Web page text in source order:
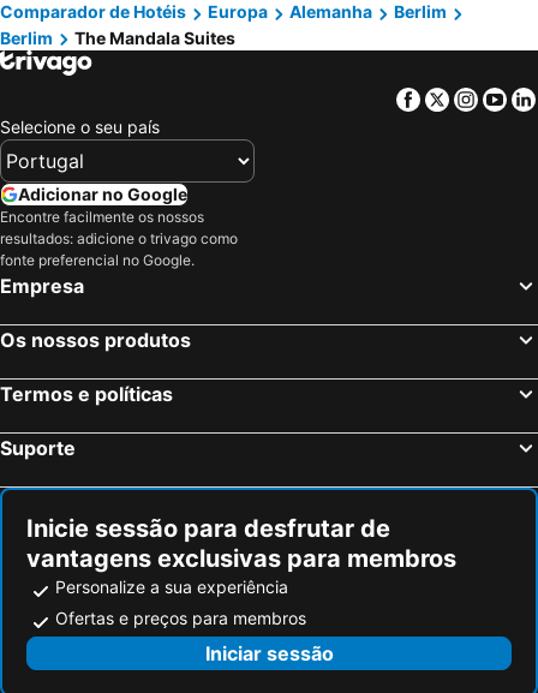
Comparador de Hotéis
Europa Alemanha
Berlim
Berlim
The Mandala Suites
Facebook
Twitter
Selecione o seu país
Adicionar no Google
Encontre facilmente os nossos
resultados: adicione o trivago como
fonte preferencial no Google.
Empresa
Os nossos produtos
Termos e políticas
Suporte
Inicie sessão para desfrutar de
vantagens exclusivas para membros
Personalize a sua experiência
Ofertas e preços para membros
Iniciar sessão